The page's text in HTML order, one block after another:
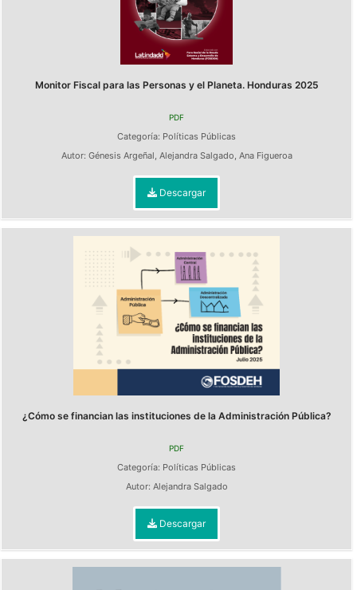
Monitor Fiscal para las Personas y el Planeta. Honduras 2025
PDF
Categoría: Políticas Públicas
Autor: Génesis Argeñal, Alejandra Salgado, Ana Figueroa
Descargar
¿Cómo se financian las instituciones de la Administración Pública?
PDF
Categoría: Políticas Públicas
Autor: Alejandra Salgado
Descargar